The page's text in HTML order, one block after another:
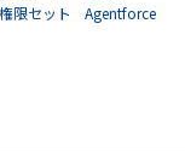
権限セット
Agentforce